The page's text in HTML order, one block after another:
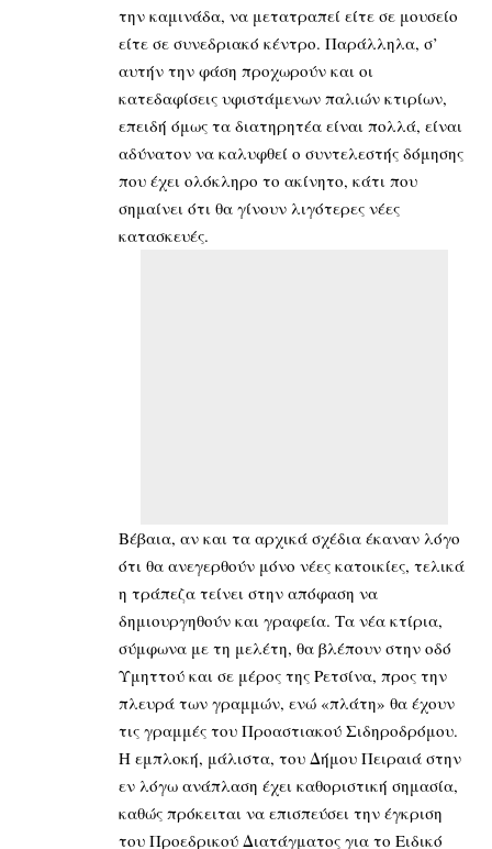
την καμινάδα, να μετατραπεί είτε σε μουσείο
είτε σε συνεδριακό κέντρο. Παράλληλα, σ’
αυτήν την φάση προχωρούν και οι
κατεδαφίσεις υφιστάμενων παλιών κτιρίων,
επειδή όμως τα διατηρητέα είναι πολλά, είναι
αδύνατον να καλυφθεί ο συντελεστής δόμησης
που έχει ολόκληρο το ακίνητο, κάτι που
σημαίνει ότι θα γίνουν λιγότερες νέες
κατασκευές.
Βέβαια, αν και τα αρχικά σχέδια έκαναν λόγο
ότι θα ανεγερθούν μόνο νέες κατοικίες, τελικά
η τράπεζα τείνει στην απόφαση να
δημιουργηθούν και γραφεία. Τα νέα κτίρια,
σύμφωνα με τη μελέτη, θα βλέπουν στην οδό
Υμηττού και σε μέρος της Ρετσίνα, προς την
πλευρά των γραμμών, ενώ «πλάτη» θα έχουν
τις γραμμές του Προαστιακού Σιδηροδρόμου.
Η εμπλοκή, μάλιστα, του Δήμου Πειραιά στην
εν λόγω ανάπλαση έχει καθοριστική σημασία,
καθώς πρόκειται να επισπεύσει την έγκριση
του Προεδρικού Διατάγματος για το Ειδικό